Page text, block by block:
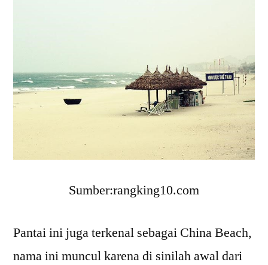
Sumber:rangking10.com
Pantai ini juga terkenal sebagai China Beach,
nama ini muncul karena di sinilah awal dari